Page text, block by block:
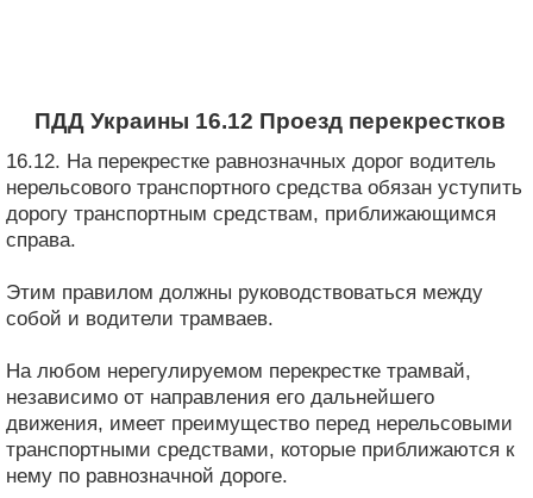
ПДД Украины 16.12 Проезд перекрестков
16.12. На перекрестке равнозначных дорог водитель
нерельсового транспортного средства обязан уступить
дорогу транспортным средствам, приближающимся
справа.
Этим правилом должны руководствоваться между
собой и водители трамваев.
На любом нерегулируемом перекрестке трамвай,
независимо от направления его дальнейшего
движения, имеет преимущество перед нерельсовыми
транспортными средствами, которые приближаются к
нему по равнозначной дороге.